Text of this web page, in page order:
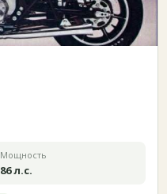
Мощность
86 л.с.